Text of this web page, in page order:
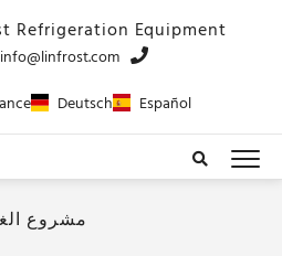
info@linfrost.com
Deutsch Español
مشروع